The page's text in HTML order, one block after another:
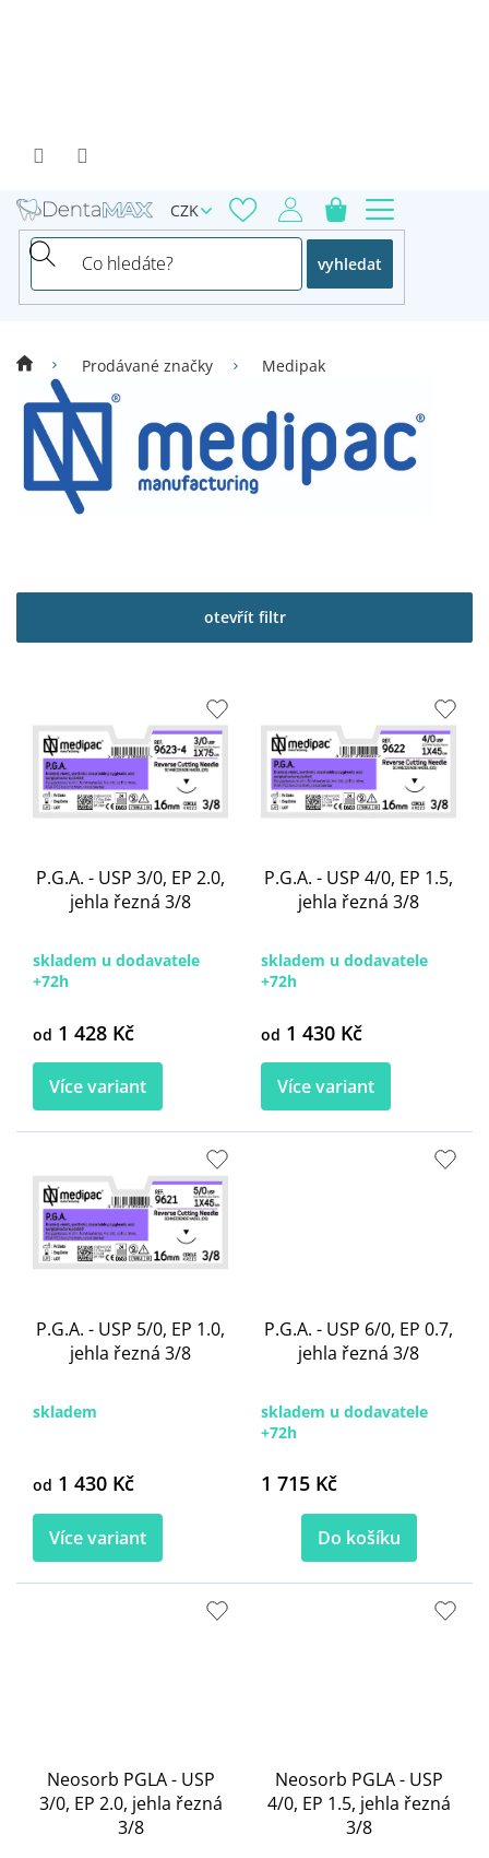
vyhledat
CZK
Prodávané značky Medipak
otevřít filtr
P.G.A. - USP 3/0, EP 2.0,
jehla řezná 3/8
skladem u dodavatele
+72h
od 1 428 Kč
Více variant
P.G.A. - USP 4/0, EP 1.5,
jehla řezná 3/8
skladem u dodavatele
+72h
od 1 430 Kč
Více variant
P.G.A. - USP 5/0, EP 1.0,
jehla řezná 3/8
skladem
od 1 430 Kč
Více variant
P.G.A. - USP 6/0, EP 0.7,
jehla řezná 3/8
skladem u dodavatele
+72h
1 715 Kč
Do košíku
Neosorb PGLA - USP
3/0, EP 2.0, jehla řezná
3/8
Neosorb PGLA - USP
4/0, EP 1.5, jehla řezná
3/8